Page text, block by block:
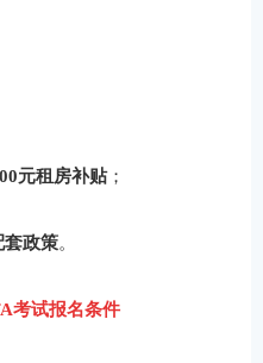
元租房补贴；
套政策。
考试报名条件